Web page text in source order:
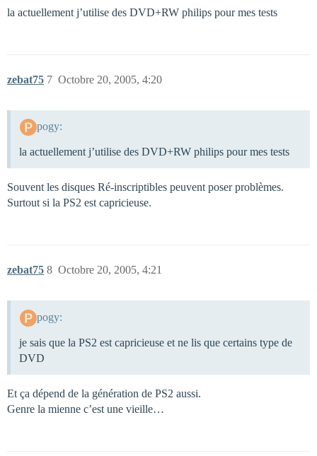
la actuellement j’utilise des DVD+RW philips pour mes tests
zebat75 Octobre 20, 2005, 4:20
7
pogy:
la actuellement j’utilise des DVD+RW philips pour mes tests
Souvent les disques Ré-inscriptibles peuvent poser problèmes.
Surtout si la PS2 est capricieuse.
zebat75 Octobre 20, 2005, 4:21
8
pogy:
je sais que la PS2 est capricieuse et ne lis que certains type de
DVD
Et ça dépend de la génération de PS2 aussi.
Genre la mienne c’est une vieille…